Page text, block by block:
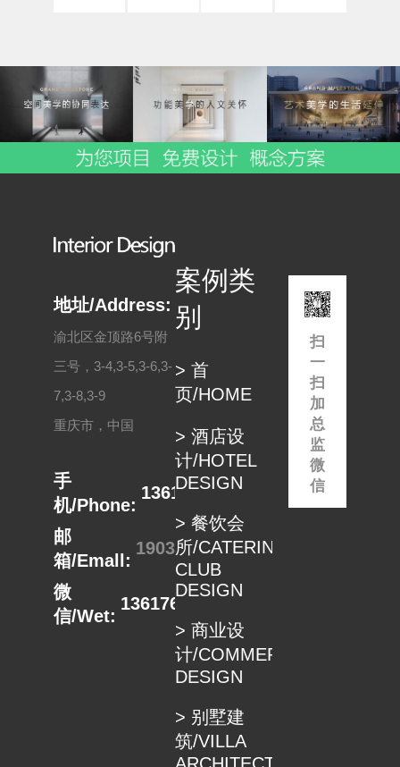
形式
与功
能的
结
合，
情感
与文
表
尤其
在...
空间
的展
现手
影响
顾客
绪、
行为
与
体...
空间
能力
正逐
造与
节奏
控制
不仅
是美
学与
用户
体验
层...
地址/Address:
渝北区金顶路6号附
三号，3-4,3-5,3-6,3-
7,3-8,3-9
重庆市，中国
手
机/Phone:
13617680498
邮
箱/Emall:
1903332889@qq.com
微
信/Wet:
13617680498
案例类
别
> 首
页/HOME
> 酒店设
计/HOTEL
DESIGN
> 餐饮会
所/CATERING
CLUB
DESIGN
> 商业设
计/COMMERCIAL
DESIGN
> 别墅建
筑/VILLA
扫
一
扫
加
总
监
微
信